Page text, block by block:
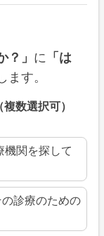
」 に 「は
す。
数選択可）
関を探して
診療のための